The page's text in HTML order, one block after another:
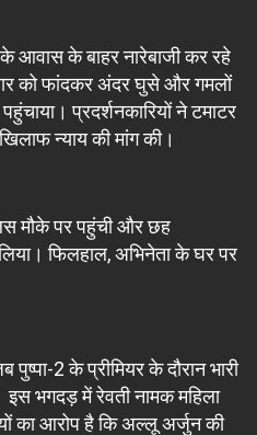
के बाहर नारेबाजी कर रहे
को फांदकर अंदर घुसे और गमलों
प्रदर्शनकारियों ने टमाटर
न्याय की मांग की।
मौके पर पहुंची और छह
फिलहाल, अभिनेता के घर पर
2 के प्रीमियर के दौरान भारी
भगदड़ में रेवती नामक महिला
का आरोप है कि अल्लू अर्जुन की